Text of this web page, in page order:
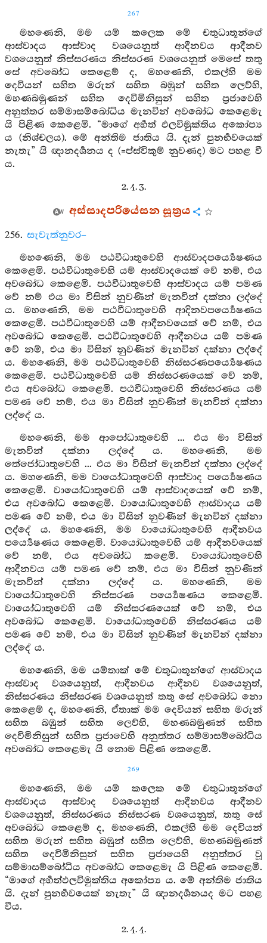
267
මහණෙනි, මම යම් කලෙක මේ චතුධාතූන්ගේ
ආස්වාදය ආස්වාද වශයෙනුත් ආදීනවය ආදීනව
වශයෙනුත් නිස්සරණය නිස්සරණ වශයෙනුත් මෙසේ තතු
සේ අවබෝධ කෙළෙම් ද, මහණෙනි, එකල්හි මම
දෙවියන් සහිත මරුන් සහිත බඹුන් සහිත ලෙව්හි,
මහණබමුණන් සහිත දෙවිමිනිසුන් සහිත ප්‍රජාවෙහි
අනුත්තර සම්මාසම්බෝධිය මැනවින් අවබෝධ කෙළෙමැ
යි පිළිණ කෙළෙමි. “මාගේ අර්‍හත් ඵලවිමුක්තිය අකෝප්‍ය
ය (නිශ්චලය). මේ අන්තිම ජාතිය යි. දැන් පුනර්‍භවයෙක්
නැතැ” යි ඥානදර්‍ශනය ද (=ප්ස්විකුම් නුවණද) මට පහළ වී
ය.
2. 4. 3.
අස්සාදපරියේසන සූත්‍රය
256. සැවැත්නුවර–
මහණෙනි, මම පඨවීධාතුවෙහි ආස්වාදපර්‍ය්‍යෙෂණය
කෙළෙමි. පඨවීධාතුවෙහි යම් ආස්වාදයෙක් වේ නම්, එය
අවබෝධ කෙළෙමි. පඨවීධාතුවෙහි ආස්වාදය යම් පමණ
වේ නම් එය මා විසින් නුවණින් මැනවින් දක්නා ලද්දේ
ය. මහණෙනි, මම පඨවීධාතුවෙහි ආදිනවපර්‍ය්‍යෙෂණය
කෙළෙමි. පඨවීධාතුවෙහි යම් ආදීනවයෙක් වේ නම්, එය
අවබෝධ කෙළෙමි. පඨවීධාතුවෙහි ආදීනවය යම් පමණ
වේ නම්, එය මා විසින් නුවණින් මැනවින් දක්නා ලද්දේ
ය. මහණෙනි, මම පඨවීධාතුවෙහි නිස්සරණපර්‍ය්‍යෙෂණය
කෙළෙමි. පඨවීධාතුවෙහි යම් නිස්සරණයෙක් වේ නම්,
එය අවබෝධ කෙළෙමි. පඨවීධාතුවෙහි නිස්සරණය යම්
පමණ වේ නම්, එය මා විසින් නුවණින් මැනවින් දක්නා
ලද්දේ ය.
මහණෙනි, මම ආපෝධාතුවෙහි ... එය මා විසින්
මැනවින් දක්නා ලද්දේ ය. මහණෙනි, මම
තේජෝධාතුවෙහි ... එය මා විසින් මැනවින් දක්නා ලද්දේ
ය. මහණෙනි, මම වායෝධාතුවෙහි ආස්වාද පර්‍ය්‍යෙෂණය
කෙළෙමි. වායෝධාතුවෙහි යම් ආස්වාදයෙක් වේ නම්,
එය අවබෝධ කෙළෙමි. වායෝධාතුවෙහි ආස්වාදය යම්
පමණ වේ නම්, එය මා විසින් නුවණින් මැනවින් දක්නා
ලද්දේ ය. මහණෙනි, මම වායෝධාතුවෙහි ආදීනවය
පර්‍ය්‍යෙෂණය කෙළෙමි. වායෝධාතුවෙහි යම් ආදීනවයෙක්
වේ නම්, එය අවබෝධ කළෙමි. වායෝධාතුවෙහි
ආදීනවය යම් පමණ වේ නම්, එය මා විසින් නුවණින්
මැනවින් දක්නා ලද්දේ ය. මහණෙනි, මම
වායෝධාතුවෙහි නිස්සරණ පර්‍ය්‍යෙෂණය කෙළෙමි.
වායෝධාතුවෙහි යම් නිස්සරණයෙක් වේ නම්, එය
අවබෝධ කෙළෙමි. වායෝධාතුවෙහි නිස්සරණය යම්
පමණ වේ නම්, එය මා විසින් නුවණින් මැනවින් දක්නා
ලද්දේ ය.
මහණෙනි, මම යම්තාක් මේ චතුධාතූන්ගේ ආස්වාදය
ආස්වාද වශයෙනුත්, ආදීනවය ආදීනව වශයෙනුත්,
නිස්සරණය නිස්සරණ වශයෙනුත් තතු සේ අවබෝධ නො
කෙළෙම් ද, මහණෙනි, ඒතාක් මම දෙවියන් සහිත මරුන්
සහිත බඹුන් සහිත ලෙව්හි, මහණබමුණන් සහිත
දෙවිමිනිසුන් සහිත ප්‍රජාවෙහි අනුත්තර සම්මාසම්බෝධිය
අවබෝධ කෙළෙමැ යි නොම පිළිණ කෙළෙමි.
269
මහණෙනි, මම යම් කලෙක මේ චතුධාතූන්ගේ
ආස්වාදය ආස්වාද වශයෙනුත් ආදීනවය ආදීනව
වශයෙනුත්, නිස්සරණය නිස්සරණ වශයෙනුත්, තතු සේ
අවබෝධ කෙළෙම් ද, මහණෙනි, එකල්හි මම දෙවියන්
සහිත මරුන් සහිත බඹුන් සහිත ලෙව්හි, මහණබමුණන්
සහිත දෙවිමිනිසුන් සහිත ප්‍රජායෙහි අනුත්තර වූ
සම්මාසම්බෝධිය අවබෝධ කෙළෙමැ යි පිළිණ කෙළෙමි.
“මාගේ අර්‍හත්ඵලවිමුක්තිය අකෝප්‍ය ය. මේ අන්තිම ජාතිය
යි. දැන් පුනර්‍භවයෙක් නැතැ” යි ඥානදර්‍ශනයද මට පහළ
වීය.
2. 4. 4.